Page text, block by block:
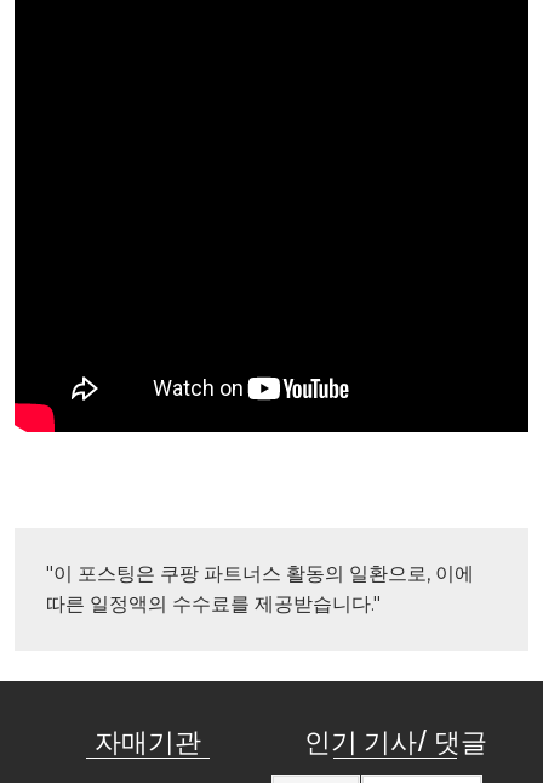
"이 포스팅은 쿠팡 파트너스 활동의 일환으로, 이에
따른 일정액의 수수료를 제공받습니다."
자매기관 인기 기사/ 댓글